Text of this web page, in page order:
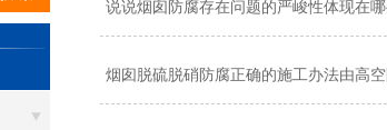
说说烟囱防腐存在问题的严峻性体现在
烟囱脱硫脱硝防腐正确的施工办法由高